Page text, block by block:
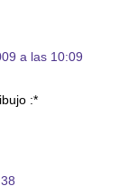
a las 10:09
:*